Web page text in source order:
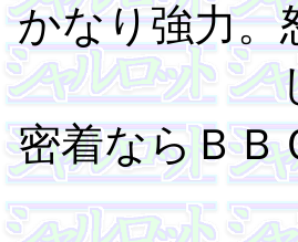
かなり強力。
密着ならＢＢ